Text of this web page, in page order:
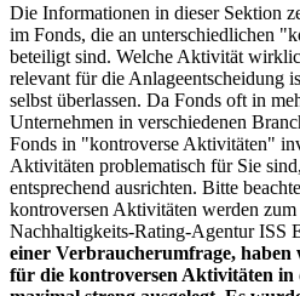
Die Informationen in dieser Sektion
im Fonds, die an unterschiedlichen
beteiligt sind. Welche Aktivität
relevant für die Anlageentscheidung
selbst überlassen. Da Fonds oft in
Unternehmen in verschiedenen
Fonds in "kontroverse Aktivitäten"
Aktivitäten problematisch für Sie
entsprechend ausrichten. Bitte
kontroversen Aktivitäten werden
Nachhaltigkeits-Rating-Agentur ISS
einer Verbraucherumfrage, haben
für die kontroversen Aktivitäten in